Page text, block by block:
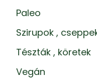
Paleo
Szirupok ,
Tészták , köretek
Vegán